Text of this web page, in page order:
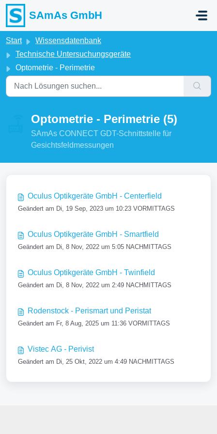
Zum hauptsächlichen Inhalt gehen
SAmAs GmbH
Start
Wissensdatenbank
Technische Untersuchungsgeräte
Optometrie - Perimetrie
Optometrie - Perimetrie (5)
SAmAs CONNECT GDT-Schnittstelle für
Gesichtsfeldmessungen
Oculus Optikgeräte GmbH - Centerfield
Geändert am Di, 19 Sep, 2023 um 10:23 VORMITTAGS
Oculus Optikgeräte GmbH - Smartfield
Geändert am Di, 8 Nov, 2022 um 5:05 NACHMITTAGS
Oculus Optikgeräte GmbH - Twinfield
Geändert am Di, 8 Nov, 2022 um 2:49 NACHMITTAGS
Rodenstock - Perismart und Peristat
Geändert am Fr, 8 Aug, 2025 um 11:36 VORMITTAGS
Vistec AG - Perivist
Geändert am Di, 25 Okt, 2022 um 4:49 NACHMITTAGS